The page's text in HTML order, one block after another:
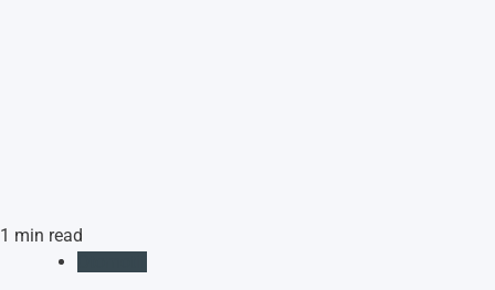
1 min read